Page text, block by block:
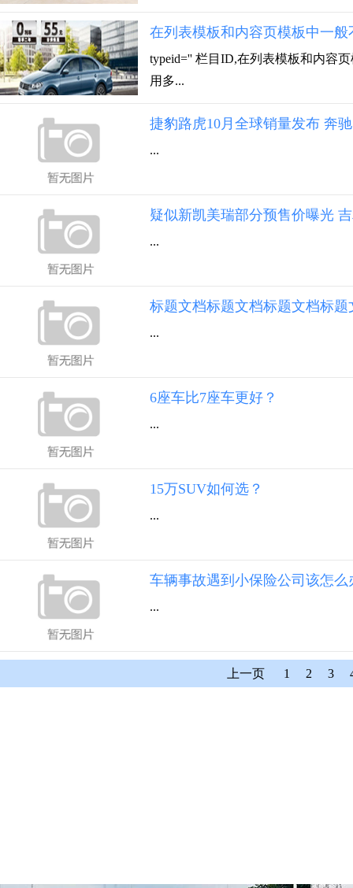
在列表模板和内容页模板中一
typeid='' 栏目ID,在列表模板和内容
用多...
捷豹路虎10月全球销量发布 奔
...
疑似新凯美瑞部分预售价曝光
...
标题文档标题文档标题文档标题
...
6座车比7座车更好？
...
15万SUV如何选？
...
车辆事故遇到小保险公司该怎么
...
上一页 1 2 3